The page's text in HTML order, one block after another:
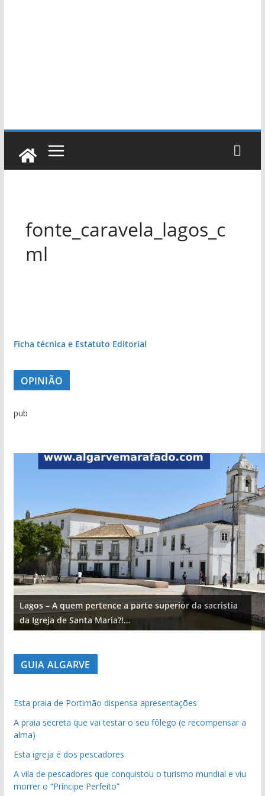
fonte_caravela_lagos_c
ml
Ficha técnica e Estatuto Editorial
OPINIÃO
pub
Lagos – A quem pertence a parte superior da sacristia
da Igreja de Santa Maria?!…
GUIA ALGARVE
Esta praia de Portimão dispensa apresentações
A praia secreta que vai testar o seu fôlego (e recompensar a
alma)
Esta igreja é dos pescadores
A vila de pescadores que conquistou o turismo mundial e viu
morrer o “Príncipe Perfeito”